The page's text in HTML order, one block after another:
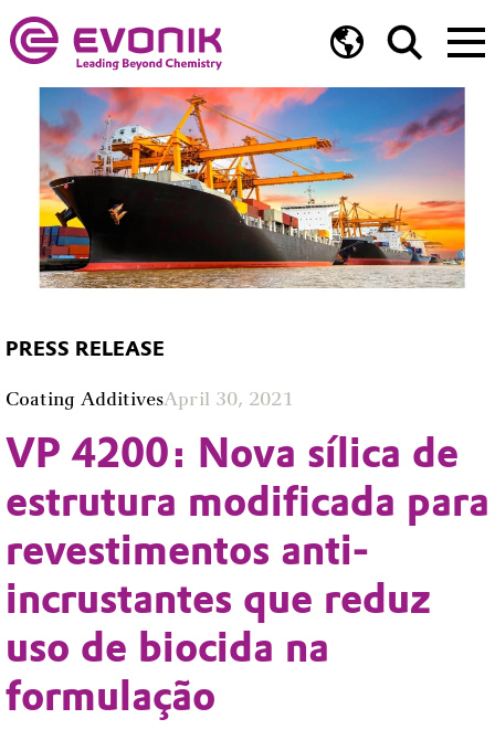
PRESS RELEASE
Coating AdditivesApril 30, 2021
VP 4200: Nova sílica de
estrutura modificada para
revestimentos anti-
incrustantes que reduz
uso de biocida na
formulação